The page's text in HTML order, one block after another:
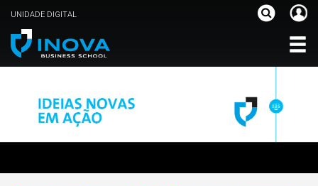
UNIDADE DIGITAL